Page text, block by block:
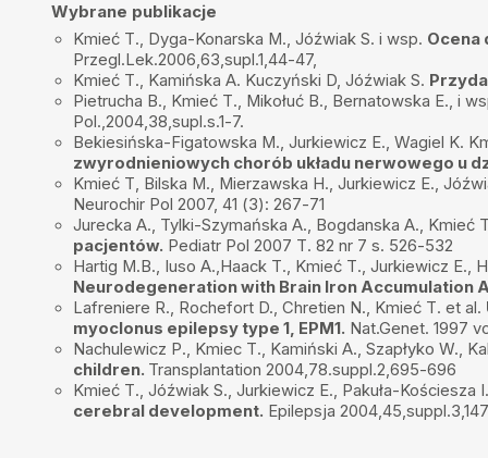
Mirka
Adam i rodzice•2025-01-28
Rewelacyjne podejście do młodego pacjenta, duże
troska. Szczerze polecamy.
Patryk Wojtczak 2025-01-21
SUPER FACHOWIECSUPER CZŁOWIEK SUPER LEKARZ ZAWSZE
PROFESJONALNE PODEJŚCIE DO PACJENTA
Marta Pióro- Arkuszewska 2025-01-16
Jestem bardzo zadowolona z porady Pana Doktora. Uzyskałam
zadałam, Pan Doktor życzliwy i zainteresowany pacjentem. Jedną
jakość połączenia telefonicznego, trzaski i szumy utrudniające mi
teleporady.
Aleksandra Cywińska•2025-01-14
Wyjątkowy lekarz, człowiek z pasją i ogromną wiedzą. Najlepszy
Małgorzata•
2025-01-08
Profesjonalny, doświadczony lekarz.
Wybrane publikacje
Kmieć T., Dyga-Konarska M., Jóźwiak S. i wsp. Ocena
Przegl.Lek.2006,63,supl.1,44-47,
Kmieć T., Kamińska A. Kuczyński D, Jóźwiak S.
Pietrucha B., Kmieć T., Mikołuć B., Bernatowska E., i
Pol.,2004,38,supl.s.1-7.
Bekiesińska-Figatowska M., Jurkiewicz E., Wagiel K.
zwyrodnieniowych chorób układu nerwowego u
Kmieć T, Bilska M., Mierzawska H., Jurkiewicz E.,
Neurochir Pol 2007, 41 (3): 267-71
Jurecka A., Tylki-Szymańska A., Bogdanska A., Kmieć
pacjentów. Pediatr Pol 2007 T. 82 nr 7 s. 526-532
Hartig M.B., Iuso A.,Haack T., Kmieć T., Jurkiewicz E.,
Neurodegeneration with Brain Iron Accumulation
Lafreniere R., Rochefort D., Chretien N., Kmieć T. et al.
myoclonus epilepsy type 1, EPM1. Nat.Genet. 1997
Nachulewicz P., Kmiec T., Kamiński A., Szapłyko W.,
children. Transplantation 2004,78.suppl.2,695-696
Kmieć T., Jóźwiak S., Jurkiewicz E., Pakuła-
cerebral development. Epilepsja 2004,45,suppl.3,147